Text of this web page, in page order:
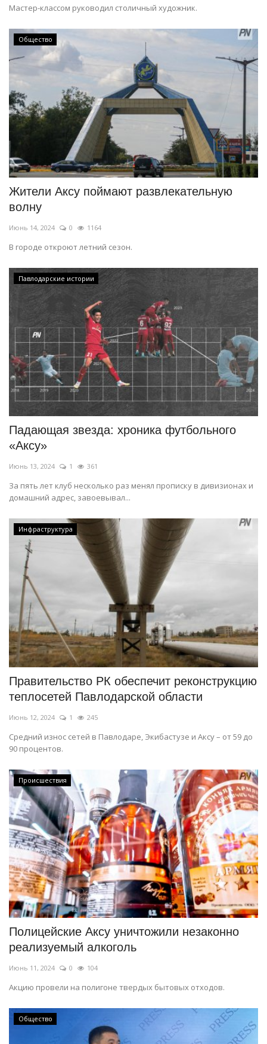
Мастер-классом руководил столичный художник.
Общество
Жители Аксу поймают развлекательную
волну
Июнь 14, 2024 0 1164
В городе откроют летний сезон.
Павлодарские истории
Падающая звезда: хроника футбольного
«Аксу»
Июнь 13, 2024 1 361
За пять лет клуб несколько раз менял прописку в дивизионах и
домашний адрес, завоевывал...
Инфраструктура
Правительство РК обеспечит реконструкцию
теплосетей Павлодарской области
Июнь 12, 2024 1 245
Средний износ сетей в Павлодаре, Экибастузе и Аксу – от 59 до
90 процентов.
Происшествия
Полицейские Аксу уничтожили незаконно
реализуемый алкоголь
Июнь 11, 2024 0 104
Акцию провели на полигоне твердых бытовых отходов.
Общество